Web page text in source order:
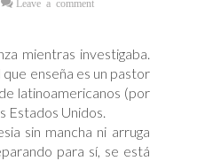
Leave a comment
mientras investigaba.
enseña es un pastor
latinoamericanos (por
Estados Unidos.
sin mancha ni arruga
para sí, se está